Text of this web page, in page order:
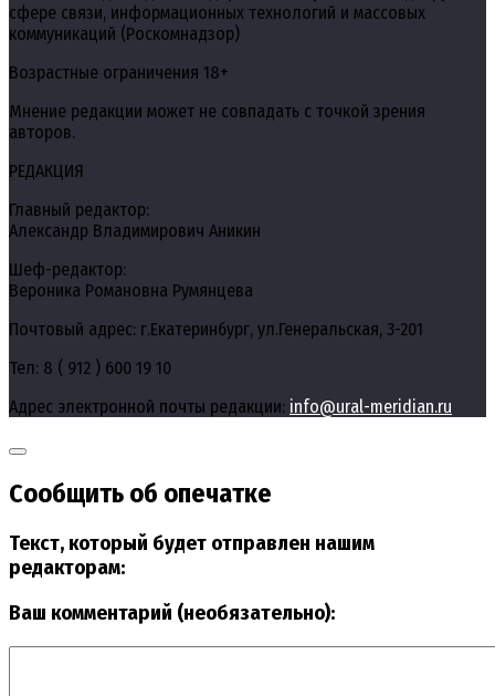
сфере связи, информационных технологий и массовых
коммуникаций (Роскомнадзор)
Возрастные ограничения 18+
Мнение редакции может не совпадать с точкой зрения
авторов.
РЕДАКЦИЯ
Главный редактор:
Александр Владимирович Аникин
Шеф-редактор:
Вероника Романовна Румянцева
Почтовый адрес: г.Екатеринбург, ул.Генеральская, 3-201
Тел: 8 ( 912 ) 600 19 10
Адрес электронной почты редакции: info@ural-meridian.ru
Сообщить об опечатке
Текст, который будет отправлен нашим
редакторам:
Ваш комментарий (необязательно):